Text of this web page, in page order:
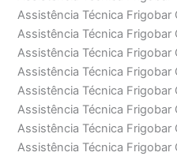
Assistência Técnica Frigobar
Assistência Técnica Frigobar
Assistência Técnica Frigobar
Assistência Técnica Frigobar
Assistência Técnica Frigobar
Assistência Técnica Frigobar
Assistência Técnica Frigobar
Assistência Técnica Frigobar